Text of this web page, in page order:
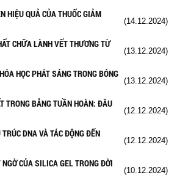
HIỆU QUẢ CỦA THUỐC GIẢM
(14.12.2024)
CHỮA LÀNH VẾT THƯƠNG TỪ
(13.12.2024)
HỌC PHÁT SÁNG TRONG BÓNG
(13.12.2024)
TRONG BẢNG TUẦN HOÀN: ĐÂU
(12.12.2024)
DNA VÀ TÁC ĐỘNG ĐẾN
(12.12.2024)
CỦA SILICA GEL TRONG ĐỜI
(10.12.2024)